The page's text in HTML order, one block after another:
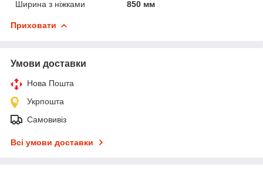
Ширина з ніжками
850 мм
Приховати
Умови доставки
Нова Пошта
Укрпошта
Самовивіз
Всі умови доставки